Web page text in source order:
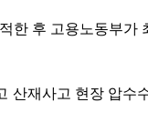
후 고용노동부가
재사고 현장 압